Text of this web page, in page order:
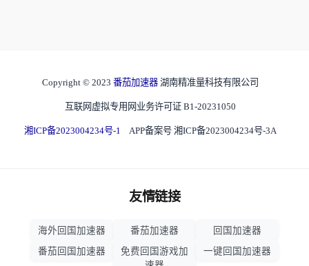
Copyright © 2023 番茄加速器 湖南精准量科技有限公司
互联网虚拟专用网业务许可证 B1-20231050
湘ICP备2023004234号-1 APP备案号 湘ICP备2023004234号-3A
友情链接
海外回国加速器 番茄加速器
回国加速器
番茄回国加速器
免费回国游戏加
一键回国加速器